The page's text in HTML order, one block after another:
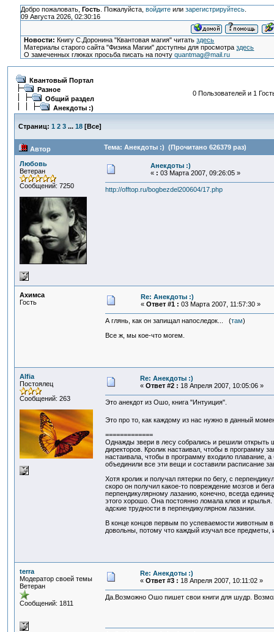
Добро пожаловать, Гость. Пожалуйста, войдитеили зарегистрируйтесь.
09 Августа 2026, 02:30:16
Новости: Книгу С.Доронина "Квантовая магия" читатьздесь
Материалы старого сайта "Физика Магии" доступны для просмотраздесь
О замеченных глюках просьба писать на почтуquantmag@mail.ru
Квантовый Портал
Разное
Общий раздел
Анекдоты :)
0 Пользователей и 1
Страниц: 1 2 3 ... 18[Все]
Автор Тема: Анекдоты :) (Прочитано 626379 раз)
Любовь
Ветеран
Сообщений: 7250
Анекдоты :)
« : 03 Марта 2007, 09:26:05 »
http://offtop.ru/bogbezdel200604/17.php
Ахимса
Гость
Re: Анекдоты :)
« Ответ #1 : 03 Марта 2007, 11:57:30 »
А глянь, как он запищал напоследок... (там)
Все ж, мы кое-что могем.
Alfia
Постоялец
Сообщений: 263
Re: Анекдоты :)
« Ответ #2 : 18 Апреля 2007, 10:05:06 »
Это анекдот из Ошо, книга "Интуиция".
Это про то, как каждому из нас нужно в данный
=============
Однажды звери в лесу собрались и решили открыть
директоров. Кролик настаивал, чтобы в программу
настаивала, чтобы в программу входило плавание,
объединили все эти вещи и составили расписание
Хотя кролик и получал пятерки по бегу, с
скоро он получил какое-то повреждение мозгов и
перпендикулярному лазанию, конечно, всегда
этого хорошо. Она постоянно ломала клюв и
адские трудности в перпендикулярном лазании.
В конце концов первым по успеваемости животным
довольны, потому что каждый изучал все
terra
Модератор своей темы
Ветеран
Сообщений: 1811
Re: Анекдоты :)
« Ответ #3 : 18 Апреля 2007, 10:11:02 »
Да.Возможно Ошо пишет свои книги для шудр.